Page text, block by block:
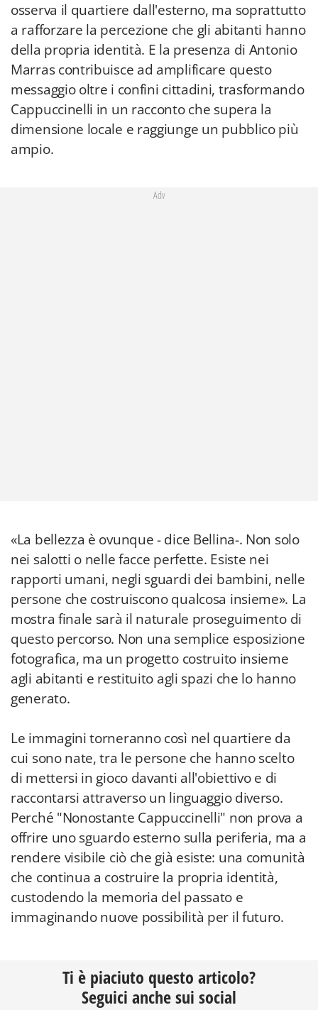
osserva il quartiere dall'esterno, ma soprattutto
a rafforzare la percezione che gli abitanti hanno
della propria identità. E la presenza di Antonio
Marras contribuisce ad amplificare questo
messaggio oltre i confini cittadini, trasformando
Cappuccinelli in un racconto che supera la
dimensione locale e raggiunge un pubblico più
ampio.
Adv
«La bellezza è ovunque - dice Bellina-. Non solo
nei salotti o nelle facce perfette. Esiste nei
rapporti umani, negli sguardi dei bambini, nelle
persone che costruiscono qualcosa insieme». La
mostra finale sarà il naturale proseguimento di
questo percorso. Non una semplice esposizione
fotografica, ma un progetto costruito insieme
agli abitanti e restituito agli spazi che lo hanno
generato.
Le immagini torneranno così nel quartiere da
cui sono nate, tra le persone che hanno scelto
di mettersi in gioco davanti all'obiettivo e di
raccontarsi attraverso un linguaggio diverso.
Perché "Nonostante Cappuccinelli" non prova a
offrire uno sguardo esterno sulla periferia, ma a
rendere visibile ciò che già esiste: una comunità
che continua a costruire la propria identità,
custodendo la memoria del passato e
immaginando nuove possibilità per il futuro.
Ti è piaciuto questo articolo?
Seguici anche sui social